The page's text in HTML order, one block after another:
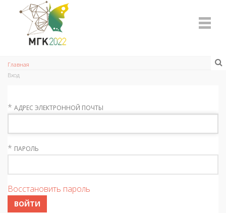
Главная
Вход
* АДРЕС ЭЛЕКТРОННОЙ ПОЧТЫ
* ПАРОЛЬ
Восстановить пароль
ВОЙТИ